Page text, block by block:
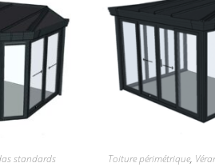
standards Toiture périmétrique,